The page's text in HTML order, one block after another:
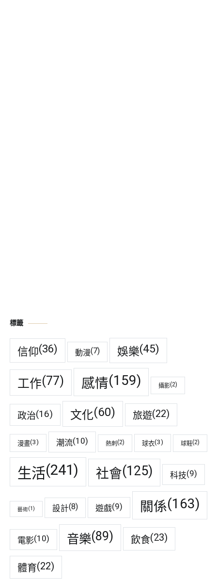
標籤
信仰(36) 動漫(7) 娛樂(45)
工作(77) 感情(159) 攝影(2)
政治(16) 文化(60) 旅遊(22)
漫畫(3) 潮流(10) 熱刺 (2) 球衣(3) 球鞋(2)
生活(241) 社會(125) 科技(9)
藝術(1) 設計(8) 遊戲(9) 關係(163)
電影(10) 音樂(89) 飲食(23)
體育(22)